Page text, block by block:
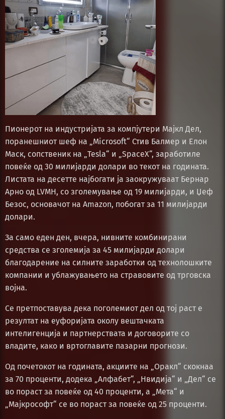
Пионерот на индустријата за компјутери Мајкл Дел,
поранешниот шеф на „Microsoft“ Стив Балмер и Елон
Маск, сопственик на „Tesla“ и „SpaceX“, заработиле
повеќе од 30 милијарди долари во текот на годината.
Листата на десетте најбогати ја заокружуваат Бернар
Арно од LVMH, со зголемување од 19 милијарди, и Џеф
Безос, основачот на Amazon, побогат за 11 милијарди
долари.
За само еден ден, вчера, нивните комбинирани
средства се зголемија за 45 милијарди долари
благодарение на силните заработки од технолошките
компании и ублажувањето на стравовите од трговска
војна.
Се претпоставува дека поголемиот дел од тој раст е
резултат на еуфоријата околу вештачката
интелигенција и партнерствата и договорите со
владите, како и вртоглавите пазарни прогнози.
Од почетокот на годината, акциите на „Оракл“ скокнаа
за 70 проценти, додека „Алфабет“, „Нвидија“ и „Дел“ се
во пораст за повеќе од 40 проценти, а „Мета“ и
„Мајкрософт“ се во пораст за повеќе од 25 проценти.